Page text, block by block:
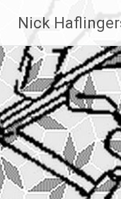
Inhalt
springen
Nick